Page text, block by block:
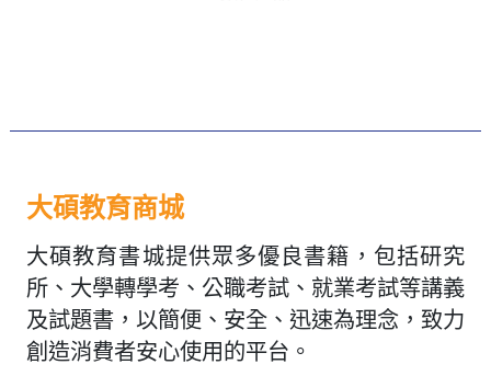
大碩教育商城
大碩教育書城提供眾多優良書籍，包括研究
所、大學轉學考、公職考試、就業考試等講義
及試題書，以簡便、安全、迅速為理念，致力
創造消費者安心使用的平台。